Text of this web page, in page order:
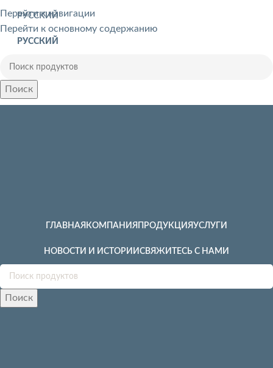
Перейти к навигации
Перейти к основному содержанию
РУССКИЙ
РУССКИЙ
Поиск
ГЛАВНАЯ КОМПАНИЯ ПРОДУКЦИЯУСЛУГИ
НОВОСТИ И ИСТОРИИ СВЯЖИТЕСЬ С НАМИ
Поиск